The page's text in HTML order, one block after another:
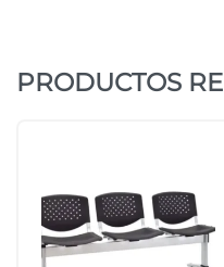
PRODUCTOS